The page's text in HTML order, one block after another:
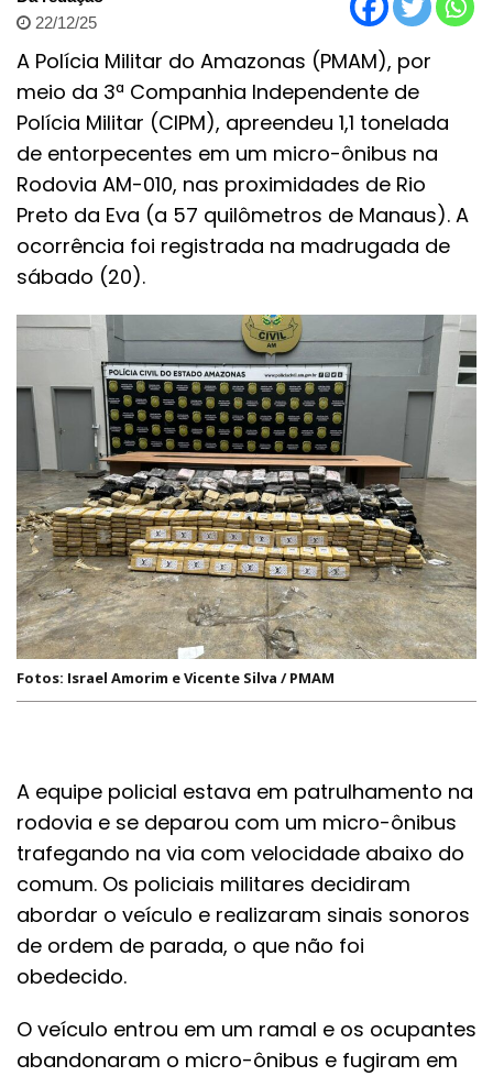
22/12/25
A Polícia Militar do Amazonas (PMAM), por
meio da 3ª Companhia Independente de
Polícia Militar (CIPM), apreendeu 1,1 tonelada
de entorpecentes em um micro-ônibus na
Rodovia AM-010, nas proximidades de Rio
Preto da Eva (a 57 quilômetros de Manaus). A
ocorrência foi registrada na madrugada de
sábado (20).
Fotos: Israel Amorim e Vicente Silva / PMAM
A equipe policial estava em patrulhamento na
rodovia e se deparou com um micro-ônibus
trafegando na via com velocidade abaixo do
comum. Os policiais militares decidiram
abordar o veículo e realizaram sinais sonoros
de ordem de parada, o que não foi
obedecido.
O veículo entrou em um ramal e os ocupantes
abandonaram o micro-ônibus e fugiram em